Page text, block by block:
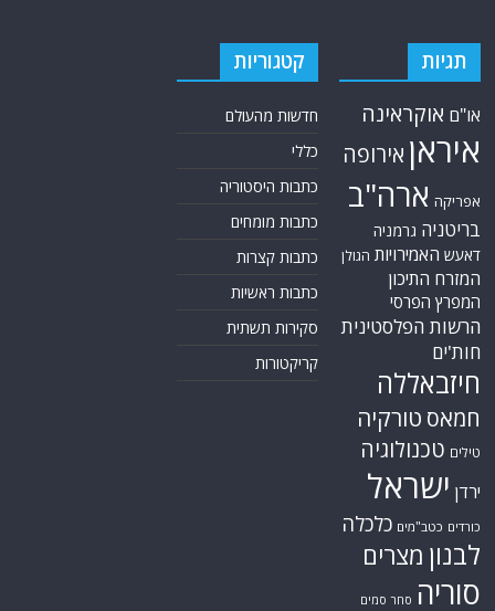
תגיות
או"ם אוקראינה
איראן אירופה
אפריקה ארה"ב
בריטניה גרמניה
דאעש האמירויות הגולן
המזרח התיכון
המפרץ הפרסי
הרשות הפלסטינית
חות'ים
חיזבאללה
חמאס טורקיה
טילים טכנולוגיה
ירדן ישראל
כורדים כטב"מים כלכלה
לבנון מצרים
סוריה סחר סמים
קטגוריות
חדשות מהעולם
כללי
כתבות היסטוריה
כתבות מומחים
כתבות קצרות
כתבות ראשיות
סקירות תשתית
קריקטורות